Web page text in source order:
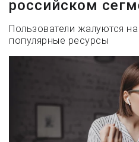
российском
Пользователи жалуются
популярные ресурсы